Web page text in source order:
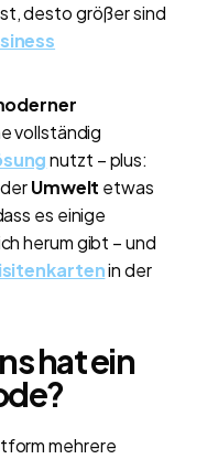
desto größer sind
vollständig
nutzt – plus:
Umwelt etwas
es einige
herum gibt – und
in der
hat ein
mehrere